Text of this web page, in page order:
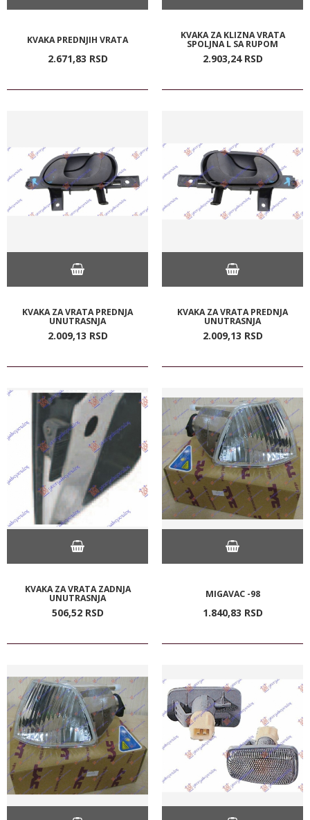
KVAKA PREDNJIH VRATA
2.671,83 RSD
KVAKA ZA KLIZNA VRATA
SPOLJNA L SA RUPOM
2.903,24 RSD
KVAKA ZA VRATA PREDNJA
UNUTRASNJA
2.009,13 RSD
KVAKA ZA VRATA PREDNJA
UNUTRASNJA
2.009,13 RSD
KVAKA ZA VRATA ZADNJA
UNUTRASNJA
506,52 RSD
MIGAVAC -98
1.840,83 RSD